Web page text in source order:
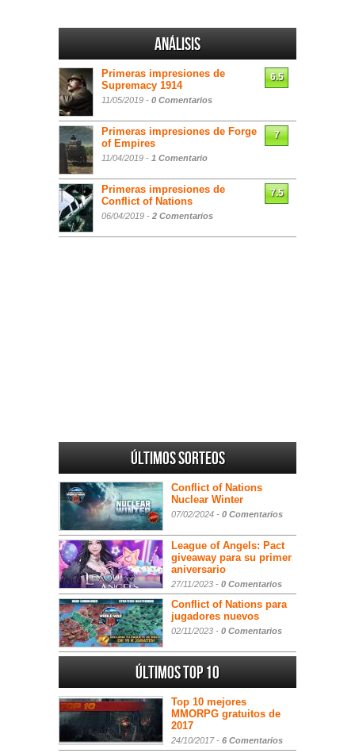
Análisis
Primeras impresiones de
Supremacy 1914
11/05/2019 - 0 Comentarios
6.5
Primeras impresiones de Forge
of Empires
11/04/2019 - 1 Comentario
7
Primeras impresiones de
Conflict of Nations
06/04/2019 - 2 Comentarios
7.5
Últimos sorteos
Conflict of Nations
Nuclear Winter
07/02/2024 - 0 Comentarios
League of Angels: Pact
giveaway para su primer
aniversario
27/11/2023 - 0 Comentarios
Conflict of Nations para
jugadores nuevos
02/11/2023 - 0 Comentarios
Últimos Top 10
Top 10 mejores
MMORPG gratuitos de
2017
24/10/2017 - 6 Comentarios